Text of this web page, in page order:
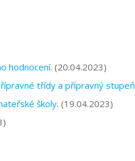
hodnocení. (20.04.2023)
třídy a přípravný stupeň
školy. (19.04.2023)